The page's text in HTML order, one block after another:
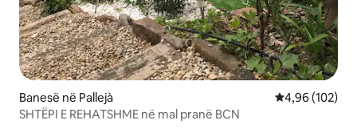
Banesë në Pallejà Vlerësimi
4,96 (102)
SHTËPI E REHATSHME në mal pranë BCN